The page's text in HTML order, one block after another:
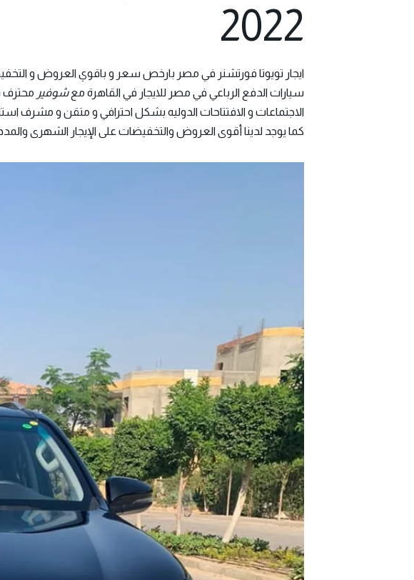
2022
ايجار تويوتا فورتشنر في مصر بارخص سعر و باقوي العروض و
سيارات الدفع الرباعي في مصر للايجار في القاهرة معشوفير محترف
كما يوجد لدينا أقوى العروض والتخفيضات على الإيجار الشهرى والمدد